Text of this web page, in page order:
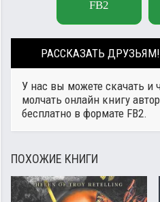
FB2
РАССКАЗАТЬ ДРУЗЬЯМ!
У нас вы можете скачать и
молчать онлайн книгу
бесплатно в формате FB2.
ПОХОЖИЕ КНИГИ